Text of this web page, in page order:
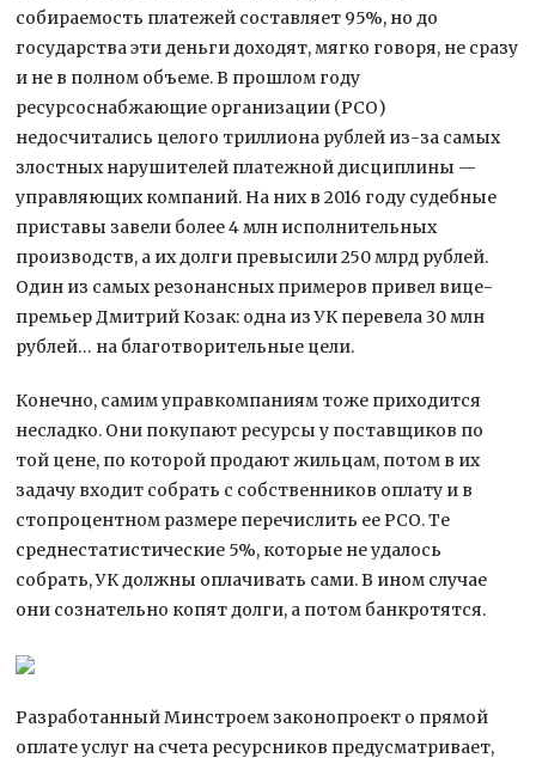
собираемость платежей составляет 95%, но до
государства эти деньги доходят, мягко говоря, не сразу
и не в полном объеме. В прошлом году
ресурсоснабжающие организации (РСО)
недосчитались целого триллиона рублей из-за самых
злостных нарушителей платежной дисциплины —
управляющих компаний. На них в 2016 году судебные
приставы завели более 4 млн исполнительных
производств, а их долги превысили 250 млрд рублей.
Один из самых резонансных примеров привел вице-
премьер Дмитрий Козак: одна из УК перевела 30 млн
рублей… на благотворительные цели.
Конечно, самим управкомпаниям тоже приходится
несладко. Они покупают ресурсы у поставщиков по
той цене, по которой продают жильцам, потом в их
задачу входит собрать с собственников оплату и в
стопроцентном размере перечислить ее РСО. Те
среднестатистические 5%, которые не удалось
собрать, УК должны оплачивать сами. В ином случае
они сознательно копят долги, а потом банкротятся.
Разработанный Минстроем законопроект о прямой
оплате услуг на счета ресурсников предусматривает,